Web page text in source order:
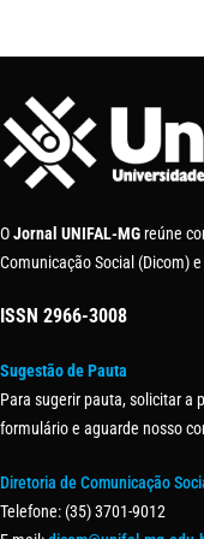
OJornal UNIFAL-MG reúne
Comunicação Social (Dicom)
ISSN 2966-3008
Sugestão de Pauta
Para sugerir pauta, solicitar a
formulário e aguarde nosso
Diretoria de Comunicação
Telefone: (35) 3701-9012